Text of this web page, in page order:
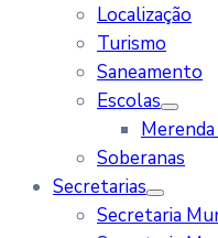
Localização
Turismo
Saneamento
Escolas
Soberanas
Secretarias
Secretaria